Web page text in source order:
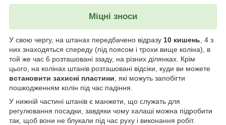
Міцні зноси
У свою чергу, на штанах передбачено відразу 10 кишень , 4 з
них знаходяться спереду (під поясом і трохи вище коліна), в
той же час 6 розташовані ззаду, на різних ділянках. Крім
цього, на колінах штанів розташовані відсіки, куди ви можете
встановити захисні пластини , які можуть запобігти
пошкодженням колін під час падіння.
У нижній частині штанів є манжети, що служать для
регулювання посадки, завдяки чому халаші можна підробити
так, щоб вони не блукали під час руху і виконання робіт.